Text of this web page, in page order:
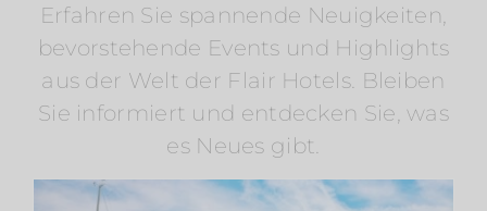
Erfahren Sie spannende Neuigkeiten,
bevorstehende Events und Highlights
aus der Welt der Flair Hotels. Bleiben
Sie informiert und entdecken Sie, was
es Neues gibt.
Sommerurlaub am Wasser: Mosel &
Wörthersee entdecken
Am Rosenhügel Am Wasser
Am Wörthersee
Österreich
Radfahren Regionen Wellness